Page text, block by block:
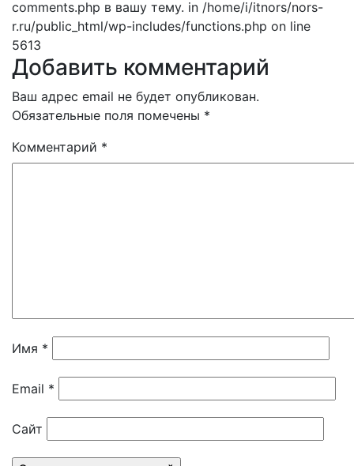
comments.php в вашу тему. in /home/i/itnors/nors-
r.ru/public_html/wp-includes/functions.php on line
5613
Добавить комментарий
Ваш адрес email не будет опубликован.
Обязательные поля помечены *
Комментарий *
Имя *
Email *
Сайт